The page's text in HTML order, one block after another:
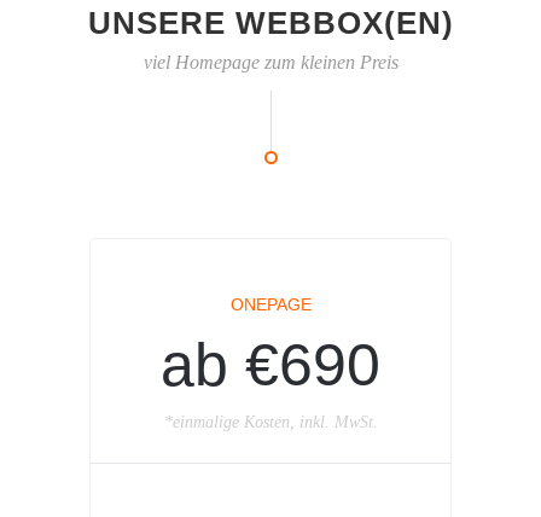
UNSERE WEBBOX(EN)
viel Homepage zum kleinen Preis
ONEPAGE
ab €690
*einmalige Kosten, inkl. MwSt.